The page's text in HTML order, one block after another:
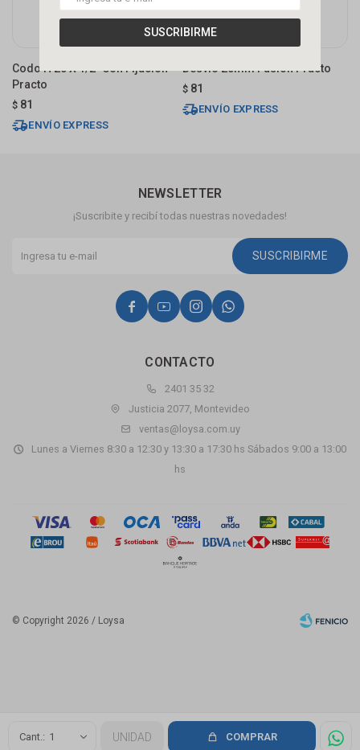
SUSCRIBIRME
1 UNIDAD COMPRAR
Codo H 20 X 1/2" Con Fijación
Practo
$ 81
ENVÍO EXPRESS
Desvío 20mm Fusión Practo
$ 81
ENVÍO EXPRESS
CONTACTO
2401 35 32
Justicia 2077, Montevideo
ventas@loysa.com.uy
Lunes a Viernes 8:30 a 12:30 y 13:30 a 17:30 hs Sábados 9:00 a 13:00
hs
NEWSLETTER
¡Suscribite y recibí todas nuestras novedades!
SUSCRIBIRME
   
© Copyright 2026 / Loysa
Fenicio